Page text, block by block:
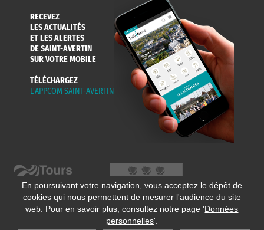
RECEVEZ
LES ACTUALITÉS
ET LES ALERTES
DE SAINT-AVERTIN
SUR VOTRE MOBILE
TÉLÉCHARGEZ
L'APPCOM SAINT-AVERTIN
© 2020 Ville de Saint-Avertin Mentions légales
En poursuivant votre navigation, vous acceptez le dépôt de
cookies qui nous permettent de mesurer l'audience du site
web. Pour en savoir plus, consultez notre page 'Données
personnelles'.